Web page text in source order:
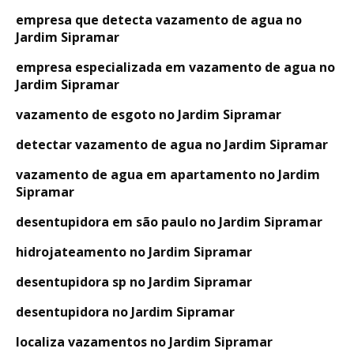
empresa que detecta vazamento de agua no
Jardim Sipramar
empresa especializada em vazamento de agua no
Jardim Sipramar
vazamento de esgoto no Jardim Sipramar
detectar vazamento de agua no Jardim Sipramar
vazamento de agua em apartamento no Jardim
Sipramar
desentupidora em são paulo no Jardim Sipramar
hidrojateamento no Jardim Sipramar
desentupidora sp no Jardim Sipramar
desentupidora no Jardim Sipramar
localiza vazamentos no Jardim Sipramar